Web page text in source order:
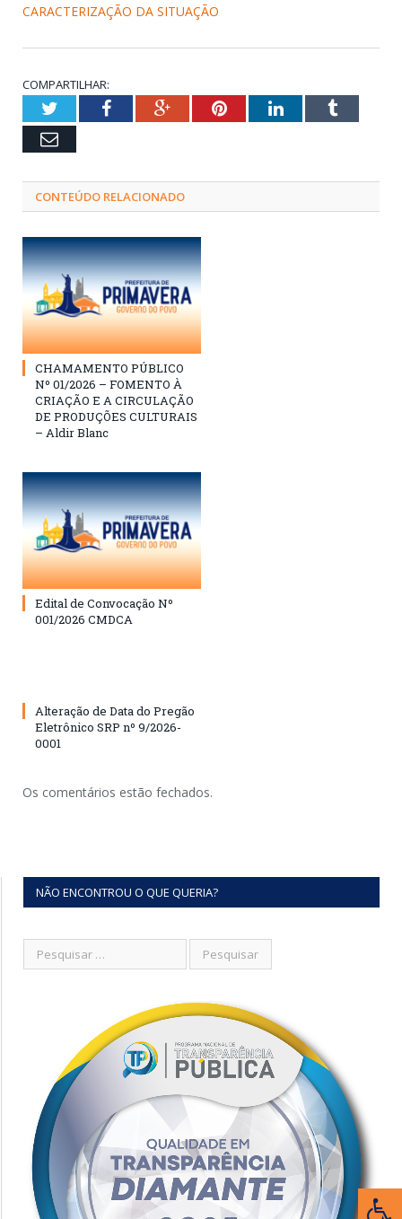
CARACTERIZAÇÃO DA SITUAÇÃO
COMPARTILHAR:
TwitterFacebookGoogle+PinterestLinkedInTumblr
Email
CONTEÚDO RELACIONADO
CHAMAMENTO PÚBLICO
Nº 01/2026 – FOMENTO À
CRIAÇÃO E A CIRCULAÇÃO
DE PRODUÇÕES CULTURAIS
– Aldir Blanc
Edital de Convocação Nº
001/2026 CMDCA
Alteração de Data do Pregão
Eletrônico SRP nº 9/2026-
0001
Os comentários estão fechados.
NÃO ENCONTROU O QUE QUERIA?